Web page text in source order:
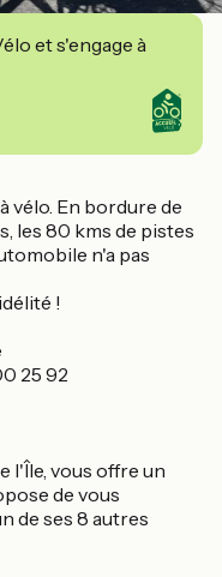
et s'engage à
vélo. En bordure de
les 80 kms de pistes
n'a pas
!
25 92
l'Île, vous offre un
de vous
de ses 8 autres